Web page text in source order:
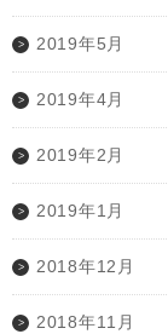
2019年5月
2019年4月
2019年2月
2019年1月
2018年12月
2018年11月